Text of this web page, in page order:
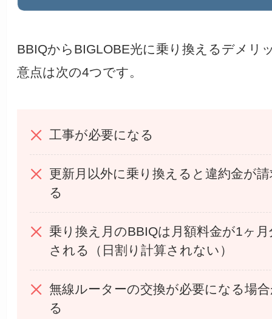
BBIQからBIGLOBE光に乗り換えるデメリ
意点は次の4つです。
工事が必要になる
更新月以外に乗り換えると違約金が
る
乗り換え月のBBIQは月額料金が1ヶ月
される（日割り計算されない）
無線ルーターの交換が必要になる場
る